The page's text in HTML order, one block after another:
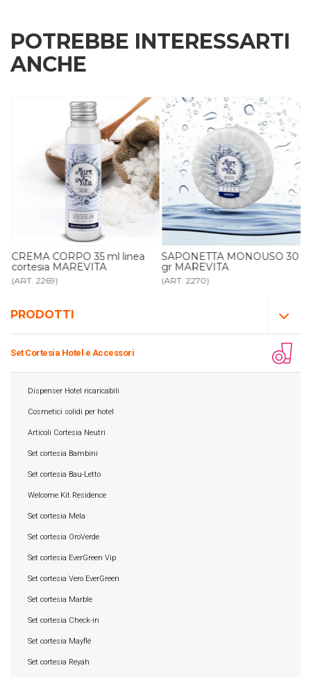
PRODOTTI
Set Cortesia Hotel e Accessori
Dispenser Hotel ricaricabili
Cosmetici solidi per hotel
Articoli Cortesia Neutri
Set cortesia Bambini
Set cortesia Bau-Letto
Welcome Kit Residence
Set cortesia Mela
Set cortesia OroVerde
Set cortesia EverGreen Vip
Set cortesia Vero EverGreen
Set cortesia Marble
Set cortesia Check-in
Set cortesia Mayflé
Set cortesia Reyah
POTREBBE INTERESSARTI
ANCHE
CREMA CORPO 35 ml linea
cortesia MAREVITA
(ART. 2269)
SAPONETTA MONOUSO 30
gr MAREVITA
(ART. 2270)